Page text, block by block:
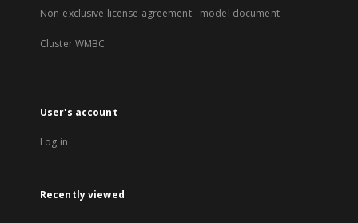
Non-exclusive license agreement - model document
Cluster WMBC
User's account
Log in
Recently viewed